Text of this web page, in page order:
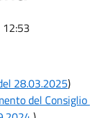
28.03.2025)
del Consiglio